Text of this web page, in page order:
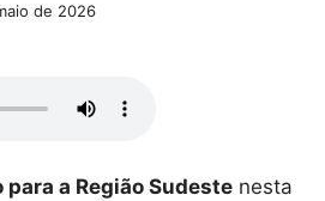
de 2026
a Região Sudestenesta